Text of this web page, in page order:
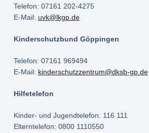
Telefon: 07161 202-4275
E-Mail: uvk@lkgp.de
Kinderschutzbund Göppingen
Telefon: 07161 969494
E-Mail: kinderschutzzentrum@dksb-gp.de
Hilfetelefon
Kinder- und Jugendtelefon: 116 111
Elterntelefon: 0800 1110550